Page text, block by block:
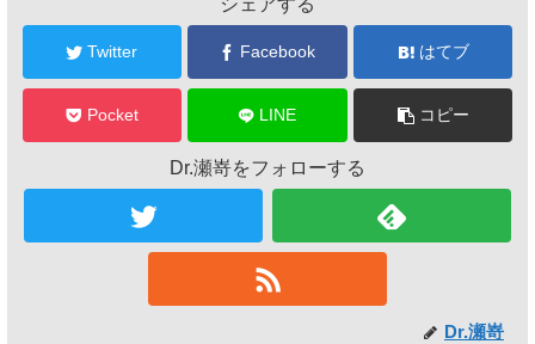
シェアする
Twitter Facebook はてブ
Pocket LINE コピー
Dr.瀬嵜をフォローする
Dr.瀬嵜